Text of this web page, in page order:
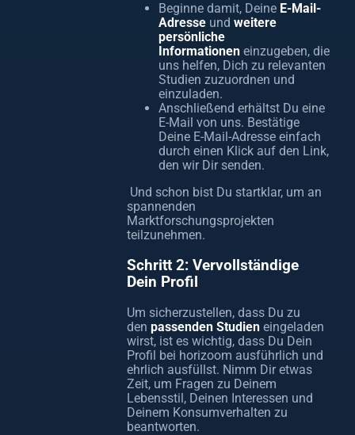
Beginne damit, Deine E-Mail-
Adresse und weitere
persönliche
Informationen einzugeben, die
uns helfen, Dich zu relevanten
Studien zuzuordnen und
einzuladen.
Anschließend erhältst Du eine
E-Mail von uns. Bestätige
Deine E-Mail-Adresse einfach
durch einen Klick auf den Link,
den wir Dir senden.
Und schon bist Du startklar, um an
spannenden
Marktforschungsprojekten
teilzunehmen.
Schritt 2: Vervollständige
Dein Profil
Um sicherzustellen, dass Du zu
den passenden Studien eingeladen
wirst, ist es wichtig, dass Du Dein
Profil bei horizoom ausführlich und
ehrlich ausfüllst. Nimm Dir etwas
Zeit, um Fragen zu Deinem
Lebensstil, Deinen Interessen und
Deinem Konsumverhalten zu
beantworten.